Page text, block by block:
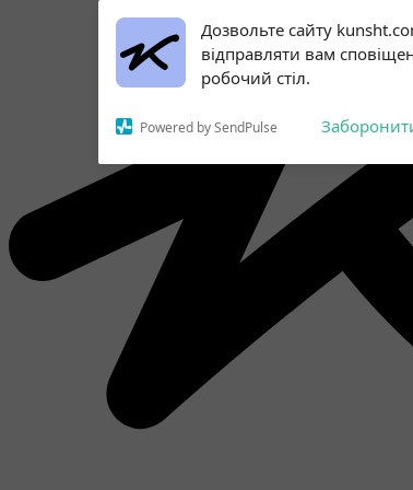
Дозвольте сайту
відправляти вам
робочий стіл.
Powered by SendPulse
Subscribe to our
notifications!
To enable permission prompts, click
on the notification icon